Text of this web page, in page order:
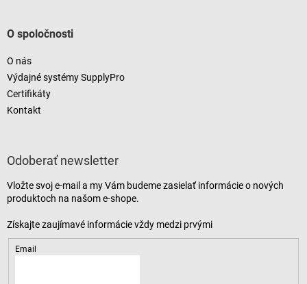
O spoločnosti
O nás
Výdajné systémy SupplyPro
Certifikáty
Kontakt
Odoberať newsletter
Vložte svoj e-mail a my Vám budeme zasielať informácie o nových
produktoch na našom e-shope.
Email